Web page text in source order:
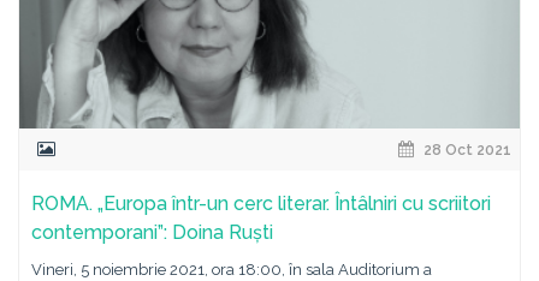
28 Oct 2021
ROMA. „Europa într-un cerc literar. Întâlniri cu scriitori
contemporani”: Doina Ruști
Vineri, 5 noiembrie 2021, ora 18:00, în sala Auditorium a